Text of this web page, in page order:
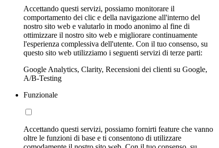
Accettando questi servizi, possiamo monitorare il
comportamento dei clic e della navigazione all'interno del
nostro sito web e valutarlo in modo anonimo al fine di
ottimizzare il nostro sito web e migliorare continuamente
l'esperienza complessiva dell'utente. Con il tuo consenso, su
questo sito web utilizziamo i seguenti servizi di terze parti:
Google Analytics, Clarity, Recensioni dei clienti su Google,
A/B-Testing
Funzionale
Accettando questi servizi, possiamo fornirti feature che vanno
oltre le funzioni di base e ti consentono di utilizzare